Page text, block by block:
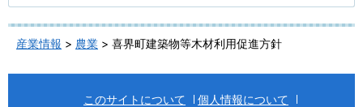
産業情報 > 農業 > 喜界町建築物等木材利用促進方針
このサイトについて
個人情報について